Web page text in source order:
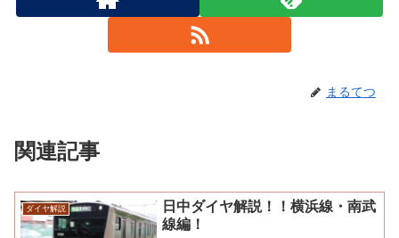
まるてつ
関連記事
ダイヤ解説
日中ダイヤ解説！！横浜線・南武
線編！